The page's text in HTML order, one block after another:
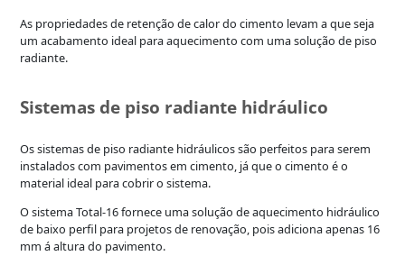
As propriedades de retenção de calor do cimento levam a que seja
um acabamento ideal para aquecimento com uma solução de piso
radiante.
Sistemas de piso radiante hidráulico
Os sistemas de piso radiante hidráulicos são perfeitos para serem
instalados com pavimentos em cimento, já que o cimento é o
material ideal para cobrir o sistema.
O sistema Total-16 fornece uma solução de aquecimento hidráulico
de baixo perfil para projetos de renovação, pois adiciona apenas 16
mm á altura do pavimento.